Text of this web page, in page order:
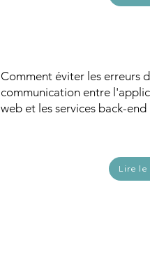
Comment éviter les erreurs
communication entre
web et les services back-end
Lire le